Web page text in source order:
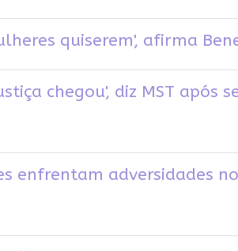
quiserem', afirma
chegou', diz MST após
enfrentam adversidades